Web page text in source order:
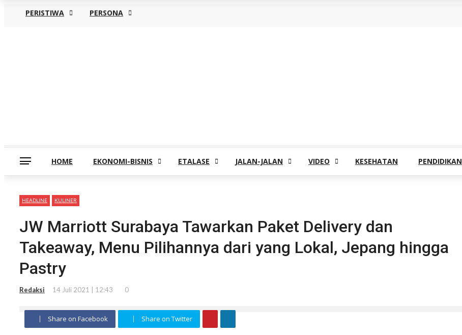
HOME EKONOMI-BISNIS ETALASE JALAN-JALAN VIDEO KESEHATAN PENDIDIKAN
PERISTIWA PERSONA
HEADLINE KULINER
JW Marriott Surabaya Tawarkan Paket Delivery dan
Takeaway, Menu Pilihannya dari yang Lokal, Jepang hingga
Pastry
Redaksi 14 Juli 2021 | 12:43 0
Share on Facebook Share on Twitter